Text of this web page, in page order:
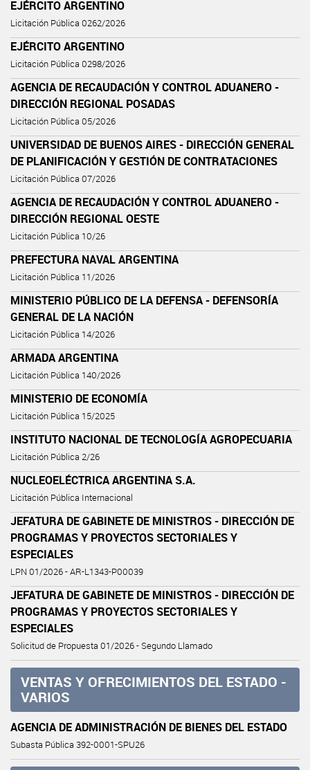
EJÉRCITO ARGENTINO
Licitación Pública 0262/2026
EJÉRCITO ARGENTINO
Licitación Pública 0298/2026
AGENCIA DE RECAUDACIÓN Y CONTROL ADUANERO -
DIRECCIÓN REGIONAL POSADAS
Licitación Pública 05/2026
UNIVERSIDAD DE BUENOS AIRES - DIRECCIÓN GENERAL
DE PLANIFICACIÓN Y GESTIÓN DE CONTRATACIONES
Licitación Pública 07/2026
AGENCIA DE RECAUDACIÓN Y CONTROL ADUANERO -
DIRECCIÓN REGIONAL OESTE
Licitación Pública 10/26
PREFECTURA NAVAL ARGENTINA
Licitación Pública 11/2026
MINISTERIO PÚBLICO DE LA DEFENSA - DEFENSORÍA
GENERAL DE LA NACIÓN
Licitación Pública 14/2026
ARMADA ARGENTINA
Licitación Pública 140/2026
MINISTERIO DE ECONOMÍA
Licitación Pública 15/2025
INSTITUTO NACIONAL DE TECNOLOGÍA AGROPECUARIA
Licitación Pública 2/26
NUCLEOELÉCTRICA ARGENTINA S.A.
Licitación Pública Internacional
JEFATURA DE GABINETE DE MINISTROS - DIRECCIÓN DE
PROGRAMAS Y PROYECTOS SECTORIALES Y
ESPECIALES
LPN 01/2026 - AR-L1343-P00039
JEFATURA DE GABINETE DE MINISTROS - DIRECCIÓN DE
PROGRAMAS Y PROYECTOS SECTORIALES Y
ESPECIALES
Solicitud de Propuesta 01/2026 - Segundo Llamado
VENTAS Y OFRECIMIENTOS DEL ESTADO -
VARIOS
AGENCIA DE ADMINISTRACIÓN DE BIENES DEL ESTADO
Subasta Pública 392-0001-SPU26